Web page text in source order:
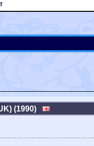
(1990)